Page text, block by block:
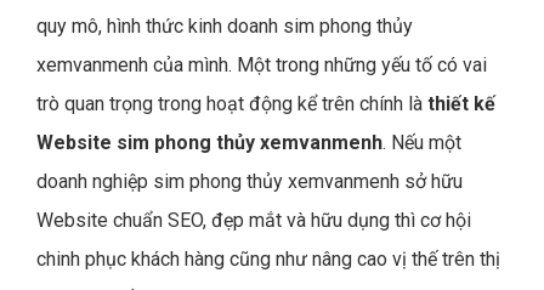
quy mô, hình thức kinh doanh sim phong thủy
xemvanmenh của mình. Một trong những yếu tố có vai
trò quan trọng trong hoạt động kể trên chính là thiết kế
Website sim phong thủy xemvanmenh. Nếu một
doanh nghiệp sim phong thủy xemvanmenh sở hữu
Website chuẩn SEO, đẹp mắt và hữu dụng thì cơ hội
chinh phục khách hàng cũng như nâng cao vị thế trên thị